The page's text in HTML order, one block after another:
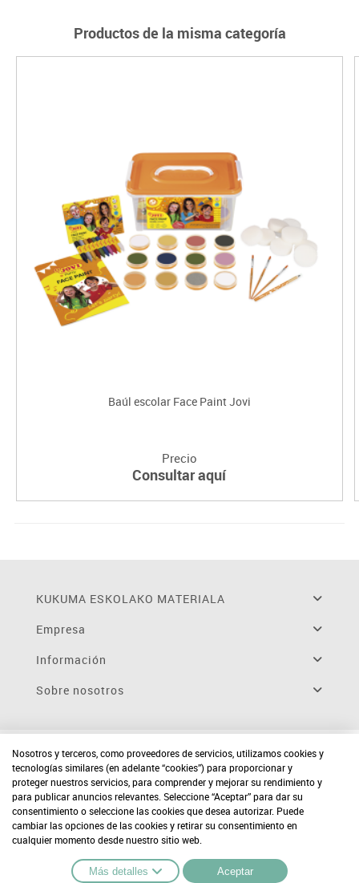
Productos de la misma categoría
Baúl escolar Face Paint Jovi
Precio
Consultar aquí
KUKUMA ESKOLAKO MATERIALA
Empresa
Información
Sobre nosotros
Nosotros y terceros, como proveedores de servicios, utilizamos cookies y
tecnologías similares (en adelante “cookies”) para proporcionar y
proteger nuestros servicios, para comprender y mejorar su rendimiento y
para publicar anuncios relevantes. Seleccione “Aceptar” para dar su
consentimiento o seleccione las cookies que desea autorizar. Puede
cambiar las opciones de las cookies y retirar su consentimiento en
cualquier momento desde nuestro sitio web.
Más detalles Aceptar